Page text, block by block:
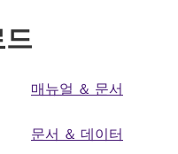
매뉴얼 ＆ 문서
문서 ＆ 데이터